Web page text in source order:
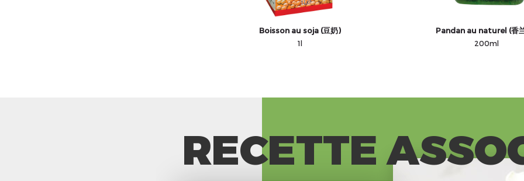
Boisson au soja (豆奶)
1l
Pandan au naturel (香
200ml
RECETTE